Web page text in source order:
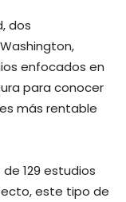
dos
enfocados en
para conocer
más rentable
129 estudios
este tipo de